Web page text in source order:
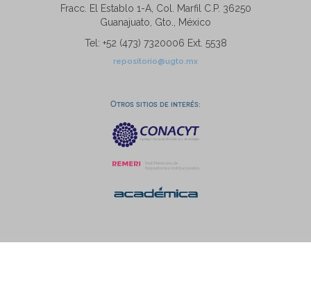
Fracc. El Establo 1-A, Col. Marfil C.P. 36250
Guanajuato, Gto., México
Tel: +52 (473) 7320006 Ext. 5538
repositorio@ugto.mx
Otros sitios de interés: